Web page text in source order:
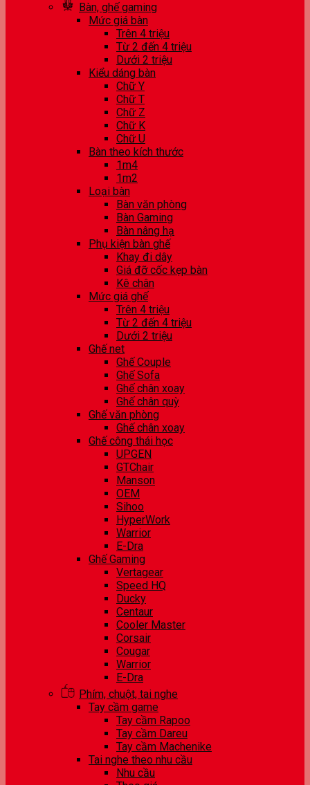
Bàn, ghế gaming
Mức giá bàn
Trên 4 triệu
Từ 2 đến 4 triệu
Dưới 2 triệu
Kiểu dáng bàn
Chữ Y
Chữ T
Chữ Z
Chữ K
Chữ U
Bàn theo kích thước
1m4
1m2
Loại bàn
Bàn văn phòng
Bàn Gaming
Bàn nâng hạ
Phụ kiện bàn ghế
Khay đi dây
Giá đỡ cốc kẹp bàn
Kê chân
Mức giá ghế
Trên 4 triệu
Từ 2 đến 4 triệu
Dưới 2 triệu
Ghế net
Ghế Couple
Ghế Sofa
Ghế chân xoay
Ghế chân quỳ
Ghế văn phòng
Ghế chân xoay
Ghế công thái học
UPGEN
GTChair
Manson
OEM
Sihoo
HyperWork
Warrior
E-Dra
Ghế Gaming
Vertagear
Speed HQ
Ducky
Centaur
Cooler Master
Corsair
Cougar
Warrior
E-Dra
Phím, chuột, tai nghe
Tay cầm game
Tay cầm Rapoo
Tay cầm Dareu
Tay cầm Machenike
Tai nghe theo nhu cầu
Nhu cầu